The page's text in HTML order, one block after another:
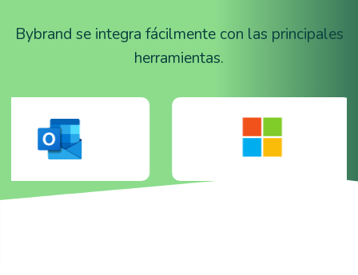
Bybrand se integra fácilmente con las principales
herramientas.